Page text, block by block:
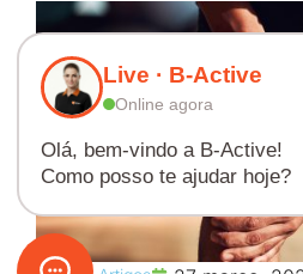
Live · B-Active
Online agora
Olá, bem-vindo a B-Active!
Como posso te ajudar hoje?